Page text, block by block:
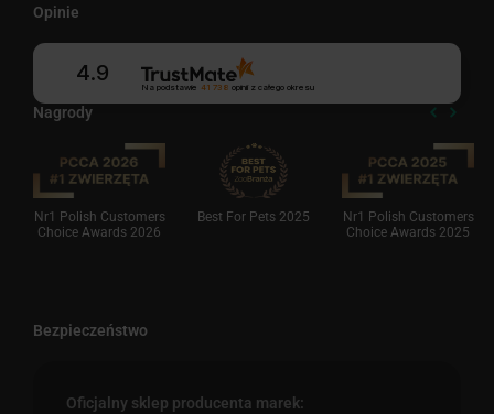
Nagrody
Nr1 Polish Customers
Choice Awards 2026
Best For Pets 2025
Nr1 Polish Customers
Choice Awards 2025
Opinie
4.9
Na podstawie 41 738 opinii z całego okresu
Bezpieczeństwo
Oficjalny sklep producenta marek: